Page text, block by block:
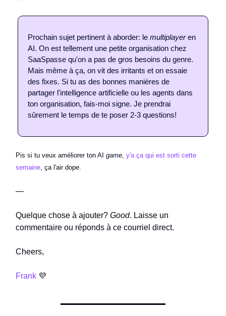
Prochain sujet pertinent à aborder: le multiplayeren
AI. On est tellement une petite organisation chez
SaaSpasse qu'on a pas de gros besoins du genre.
Mais même à ça, on vit des irritants et on essaie
des fixes. Si tu as des bonnes manières de
partager l'intelligence artificielle ou les agents dans
ton organisation, fais-moi signe. Je prendrai
sûrement le temps de te poser 2-3 questions!
Pis si tu veux améliorer ton AI game y'a ça qui est sorti cette
semaine , ça l'air dope.
—
Quelque chose à ajouter? Good. Laisse un
commentaire ou réponds à ce courriel direct.
Cheers,
Frank 💜